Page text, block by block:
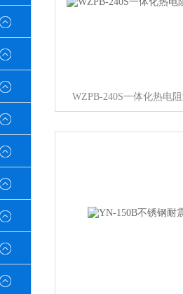
WZPB-240S一体化热电